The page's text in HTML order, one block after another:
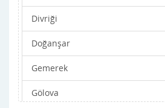
Divriği
Doğanşar
Gemerek
Gölova